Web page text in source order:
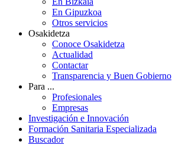
En Gipuzkoa
Otros servicios
Osakidetza
Conoce Osakidetza
Actualidad
Contactar
Transparencia y Buen Gobierno
Para ...
Profesionales
Empresas
Investigación e Innovación
Formación Sanitaria Especializada
Buscador